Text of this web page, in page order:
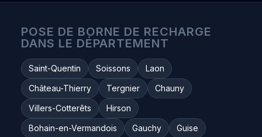
POSE DE BORNE DE RECHARGE
DANS LE DÉPARTEMENT
Saint-Quentin Soissons
Laon
Château-Thierry
Tergnier
Chauny
Villers-Cotterêts
Hirson
Bohain-en-Vermandois
Gauchy
Guise